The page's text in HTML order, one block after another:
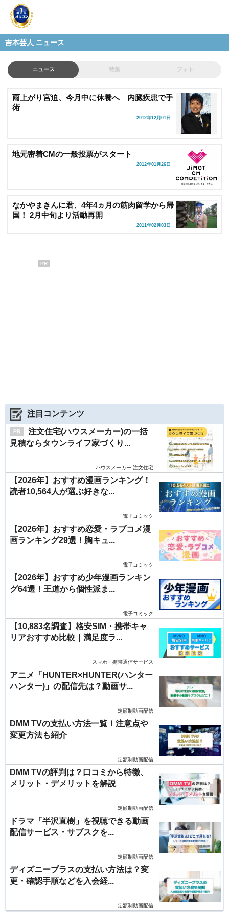
吉本芸人 ニュース
ニュース 特集 フォト
雨上がり宮迫、今月中に休養へ 内臓疾患で手
術
2012年12月01日
地元密着CMの一般投票がスタート
2012年01月26日
なかやまきんに君、4年4ヵ月の筋肉留学から帰
国！ 2月中旬より活動再開
2011年02月03日
PR
注目コンテンツ
注文住宅(ハウスメーカー)の一括
見積ならタウンライフ家づくり...
ハウスメーカー 注文住宅
【2026年】おすすめ漫画ランキング！
読者10,564人が選ぶ好きな...
電子コミック
【2026年】おすすめ恋愛・ラブコメ漫
画ランキング29選！胸キュ...
電子コミック
【2026年】おすすめ少年漫画ランキン
グ64選！王道から個性派ま...
電子コミック
【10,883名調査】格安SIM・携帯キャ
リアおすすめ比較｜満足度ラ...
スマホ・携帯通信サービス
アニメ「HUNTER×HUNTER(ハンター
ハンター)」の配信先は？動画サ...
定額制動画配信
DMM TVの支払い方法一覧！注意点や
変更方法も紹介
定額制動画配信
DMM TVの評判は？口コミから特徴、
メリット・デメリットを解説
定額制動画配信
ドラマ「半沢直樹」を視聴できる動画
配信サービス・サブスクを...
定額制動画配信
ディズニープラスの支払い方法は？変
更・確認手順などを入会経...
定額制動画配信